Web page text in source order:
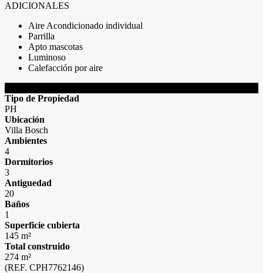
ADICIONALES
Aire Acondicionado individual
Parrilla
Apto mascotas
Luminoso
Calefacción por aire
Tipo de Propiedad
PH
Ubicación
Villa Bosch
Ambientes
4
Dormitorios
3
Antiguedad
20
Baños
1
Superficie cubierta
145 m²
Total construido
274 m²
(REF. CPH7762146)